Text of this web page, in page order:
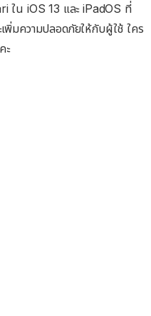
ใน iOS 13 และ iPadOS ที่
พิ่มความปลอดภัยให้กับผู้ใช้ ใคร
ะ